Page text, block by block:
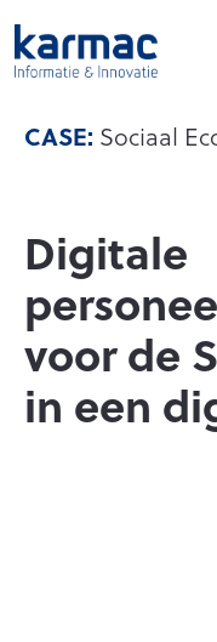
naar
de
Informatie
&CASE: Sociaal
Digitale
voor de
in een